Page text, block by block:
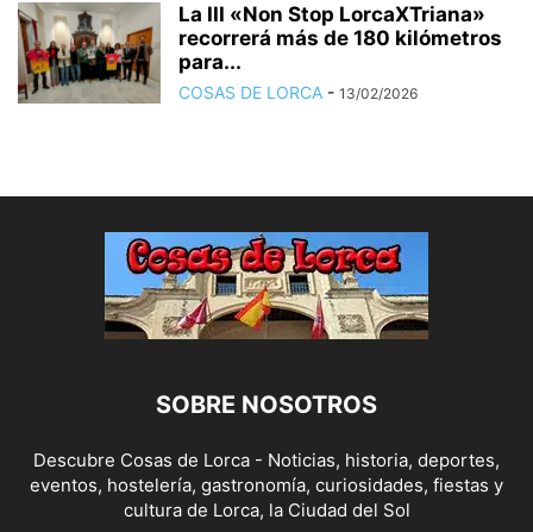
La III «Non Stop LorcaXTriana»
recorrerá más de 180 kilómetros
para...
COSAS DE LORCA - 13/02/2026
SOBRE NOSOTROS
Descubre Cosas de Lorca - Noticias, historia, deportes,
eventos, hostelería, gastronomía, curiosidades, fiestas y
cultura de Lorca, la Ciudad del Sol